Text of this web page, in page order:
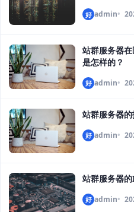
好 admin
站群服务器
是怎样的？
好 admin
站群服务器
好 admin
站群服务器
好 admin